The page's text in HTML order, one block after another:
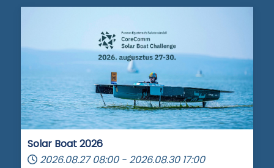
Solar Boat 2026
2026.08.27 08:00 - 2026.08.30 17:00